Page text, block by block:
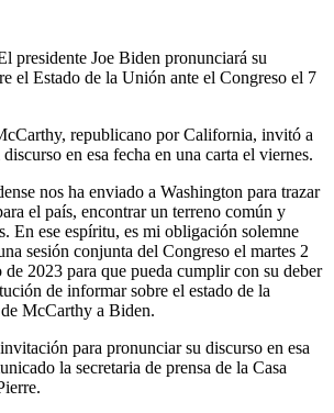
Joe Biden pronunciará su
el Estado de la Unión ante el Congreso el 7
republicano por California, invitó a
en esa fecha en una carta el viernes.
nos ha enviado a Washington para trazar
el país, encontrar un terreno común y
En ese espíritu, es mi obligación solemne
sesión conjunta del Congreso el martes 2
de 2023 para que pueda cumplir con su deber
de informar sobre el estado de la
McCarthy a Biden.
para pronunciar su discurso en esa
la secretaria de prensa de la Casa